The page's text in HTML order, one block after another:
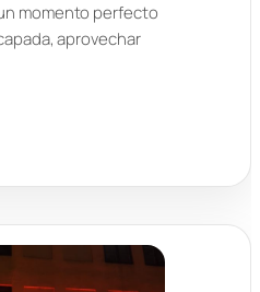
momento perfecto
aprovechar